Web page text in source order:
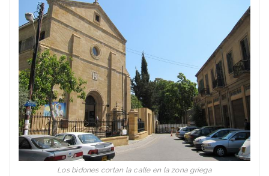
Los bidones cortan la calle en la zona griega